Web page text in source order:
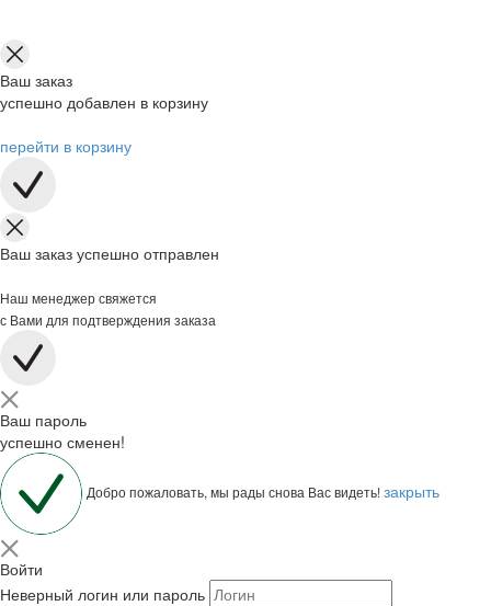
Ваш заказ
успешно добавлен в корзину
перейти в корзину
Ваш заказ успешно отправлен
Наш менеджер свяжется
с Вами для подтверждения заказа
Ваш пароль
успешно сменен!
Добро пожаловать, мы рады снова Вас видеть!закрыть
Войти
Неверный логин или пароль